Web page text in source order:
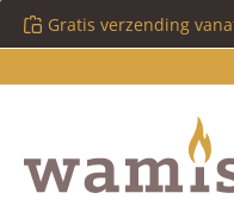
naar de hoofdinhoud
Ga naar de
Ga naar de
Gratis verzending